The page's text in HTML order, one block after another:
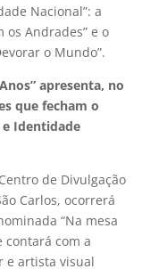
Nacional”: a
os Andrades” e o
o Mundo”.
apresenta, no
que fecham o
Identidade
de Divulgação
Carlos, ocorrerá
“Na mesa
contará com a
e artista visual